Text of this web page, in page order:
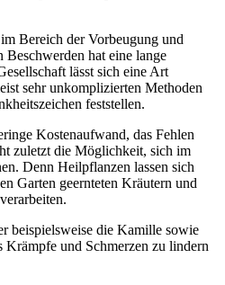
Bereich der Vorbeugung und
hat eine lange
lässt sich eine Art
sehr unkomplizierten Methoden
feststellen.
Kostenaufwand, das Fehlen
zuletzt die Möglichkeit, sich im
Denn Heilpflanzen lassen sich
Garten geernteten Kräutern und
beispielsweise die Kamille sowie
Krämpfe und Schmerzen zu lindern